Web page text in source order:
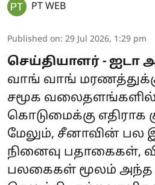
PT WEB
Published on: 29 Jul 2026, 1:29 pm
செய்தியாளர் - ஐடா
வாங் வாங்
சமூக வலைதளங்களில்
கொடுமைக்கு எதிராக
மேலும், சீனாவின் பல
நினைவு பதாகைகள்,
பலகைகள் மூலம் அந்த